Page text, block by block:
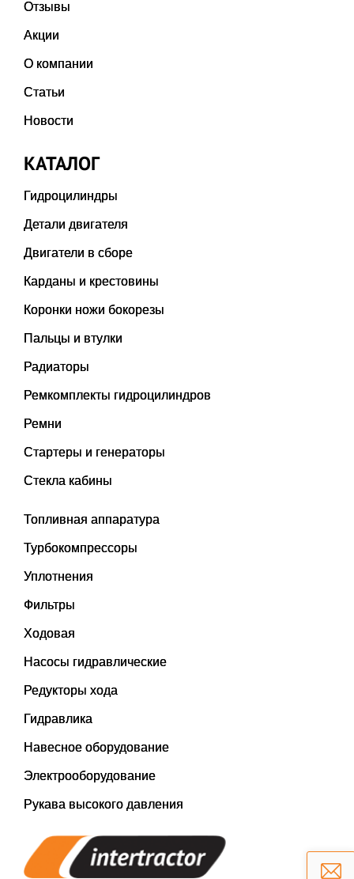
Отзывы
Акции
О компании
Статьи
Новости
КАТАЛОГ
Гидроцилиндры
Детали двигателя
Двигатели в сборе
Карданы и крестовины
Коронки ножи бокорезы
Пальцы и втулки
Радиаторы
Ремкомплекты гидроцилиндров
Ремни
Стартеры и генераторы
Стекла кабины
Топливная аппаратура
Турбокомпрессоры
Уплотнения
Фильтры
Ходовая
Насосы гидравлические
Редукторы хода
Гидравлика
Навесное оборудование
Электрооборудование
Рукава высокого давления